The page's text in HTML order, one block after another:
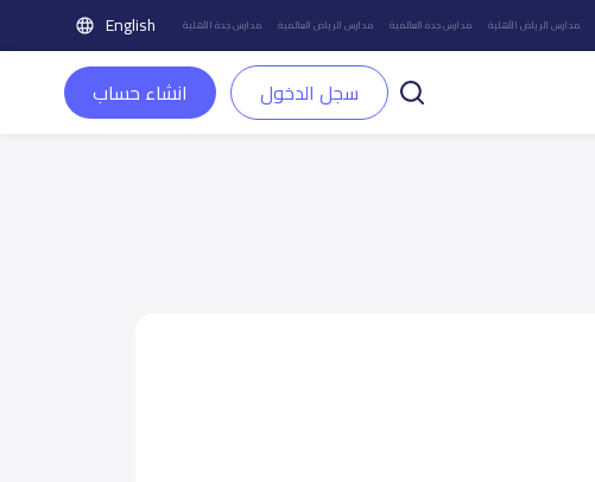
مدارس الرياض الأهلية مدارس جدة العالمية مدارس الرياض العالمية مدارس جدة الأهلية English
سجل الدخول انشاء حساب